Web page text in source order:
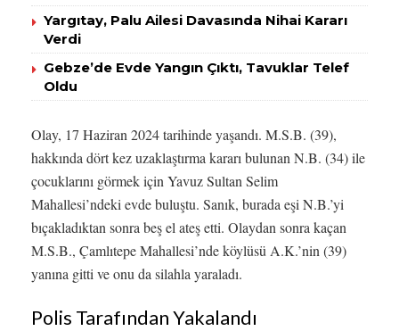
Yargıtay, Palu Ailesi Davasında Nihai Kararı
Verdi
Gebze’de Evde Yangın Çıktı, Tavuklar Telef
Oldu
Olay, 17 Haziran 2024 tarihinde yaşandı. M.S.B. (39),
hakkında dört kez uzaklaştırma kararı bulunan N.B. (34) ile
çocuklarını görmek için Yavuz Sultan Selim
Mahallesi’ndeki evde buluştu. Sanık, burada eşi N.B.’yi
bıçakladıktan sonra beş el ateş etti. Olaydan sonra kaçan
M.S.B., Çamlıtepe Mahallesi’nde köylüsü A.K.’nin (39)
yanına gitti ve onu da silahla yaraladı.
Polis Tarafından Yakalandı